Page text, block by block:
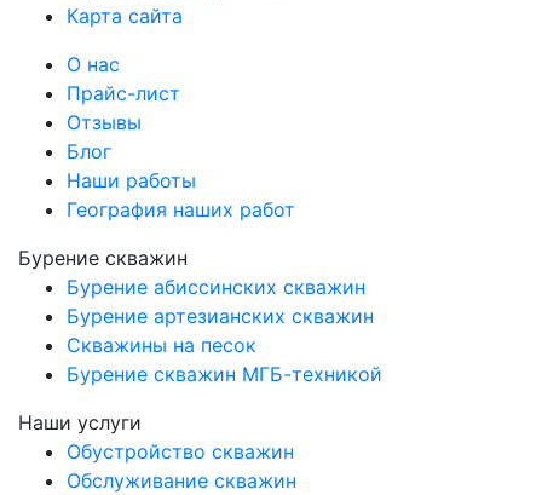
Карта сайта
О нас
Прайс-лист
Отзывы
Блог
Наши работы
География наших работ
Бурение скважин
Бурение абиссинских скважин
Бурение артезианских скважин
Скважины на песок
Бурение скважин МГБ-техникой
Наши услуги
Обустройство скважин
Обслуживание скважин